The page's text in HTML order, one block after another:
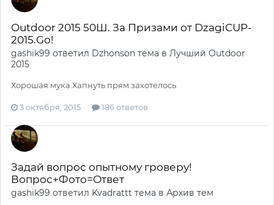
Outdoor 2015 50Ш. За Призами от DzagiCUP-
2015.Go!
gashik99 ответил Dzhonson тема в Лучший Outdoor
2015
Хорошая мука.Хапнуть прям захотелось
3 октября, 2015 186 ответов
Задай вопрос опытному гроверу!
Вопрос+Фото=Ответ
gashik99 ответил Kvadrattt тема в Архив тем